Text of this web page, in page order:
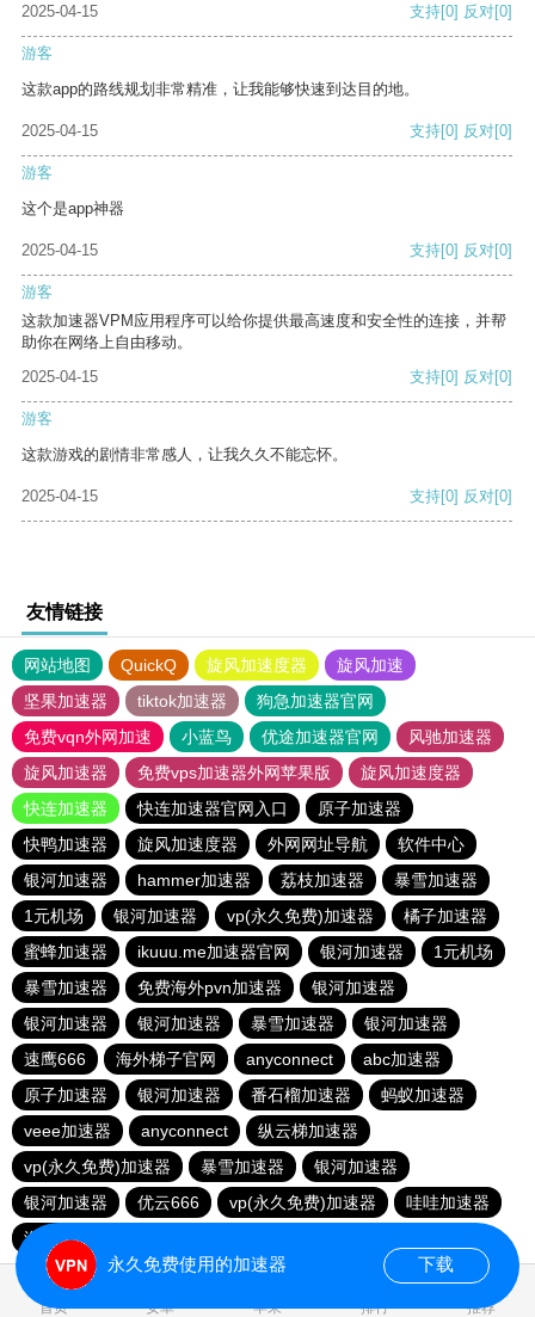
2025-04-15 支持[0] 反对[0]
游客
这款app的路线规划非常精准，让我能够快速到达目的地。
2025-04-15 支持[0] 反对[0]
游客
这个是app神器
2025-04-15 支持[0] 反对[0]
游客
这款加速器VPM应用程序可以给你提供最高速度和安全性的连接，并帮
助你在网络上自由移动。
2025-04-15
支持[0] 反对[0]
游客
这款游戏的剧情非常感人，让我久久不能忘怀。
2025-04-15 支持[0] 反对[0]
友情链接
网站地图 QuickQ 旋风加速度器
旋风加速
坚果加速器
tiktok加速器
狗急加速器官网
免费vqn外网加速
小蓝鸟 优途加速器官网
风驰加速器
旋风加速器
免费vps加速器外网苹果版
旋风加速度器
快连加速器
快连加速器官网入口
原子加速器
快鸭加速器
旋风加速度器 外网网址导航
软件中心
银河加速器
hammer加速器 荔枝加速器
暴雪加速器
1元机场
银河加速器 vp(永久免费)加速器
橘子加速器
蜜蜂加速器
ikuuu.me加速器官网 银河加速器
1元机场
暴雪加速器
免费海外pvn加速器
银河加速器
银河加速器
银河加速器 暴雪加速器
银河加速器
速鹰666
海外梯子官网 anyconnect
abc加速器
原子加速器
银河加速器 番石榴加速器
蚂蚁加速器
veee加速器
anyconnect
纵云梯加速器
vp(永久免费)加速器
暴雪加速器
银河加速器
银河加速器
优云666 vp(永久免费)加速器
哇哇加速器
海鸥加速器
首页 安卓 苹果 排行 推荐
永久免费使用的加速器 下载
5.495090s